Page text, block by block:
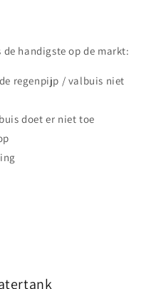
de handigste op de markt:
regenpijp / valbuis niet
doet er niet toe